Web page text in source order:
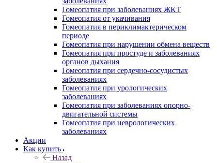
Гомеопатия при заболеваниях ЖКТ
Гомеопатия от укачивания
Гомеопатия в периклимактерическом
периоде
Гомеопатия при нарушении обмена веществ
Гомеопатия при простуде и заболеваниях
органов дыхания
Гомеопатия при сердечно-сосудистых
заболеваниях
Гомеопатия при урологических
заболеваниях
Гомеопатия при заболеваниях опорно-
двигательной системы
Гомеопатия при неврологических
заболеваниях
Акции
Как купить
Назад